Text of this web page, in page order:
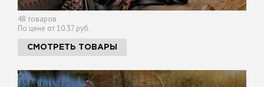
48 товаров
По цене от 10.37 руб.
СМОТРЕТЬ ТОВАРЫ